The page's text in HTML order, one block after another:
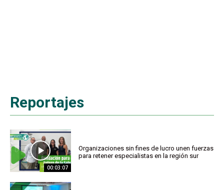
Reportajes
00:03:07
Organizaciones sin fines de lucro unen fuerzas
para retener especialistas en la región sur